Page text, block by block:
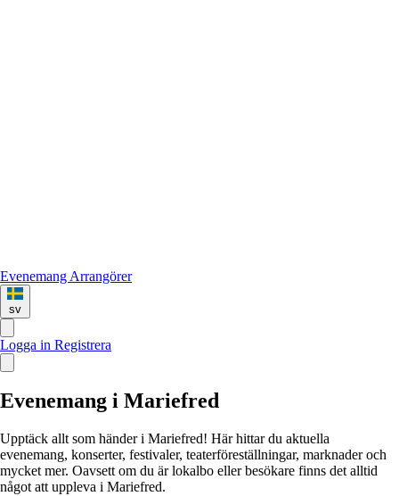
Evenemang Arrangörer
sv
Logga in Registrera
Evenemang i Mariefred
Upptäck allt som händer i Mariefred! Här hittar du aktuella
evenemang, konserter, festivaler, teaterföreställningar, marknader och
mycket mer. Oavsett om du är lokalbo eller besökare finns det alltid
något att uppleva i Mariefred.